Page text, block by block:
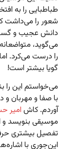
طباطبایی را به
شعور را می‌داشت
دانش عجیب و
می‌گوید،
را درست می‌کرد.
گویا بیشتر است!
می‌خواستم این را
با صفا و مهربان
آوردم. کاشامیر
موسیقی بنویسد و
تفصیل بیشتری
این‌جوری با